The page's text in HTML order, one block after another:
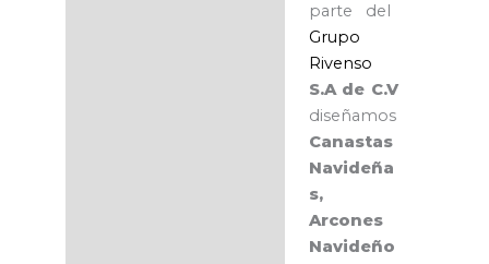
parte del
Grupo
Rivenso
S.A de C.V
diseñamos
Canastas
Navideña
s,
Arcones
Navideño